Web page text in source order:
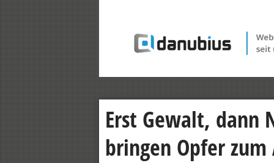
Erst Gewalt, dann
bringen Opfer zum